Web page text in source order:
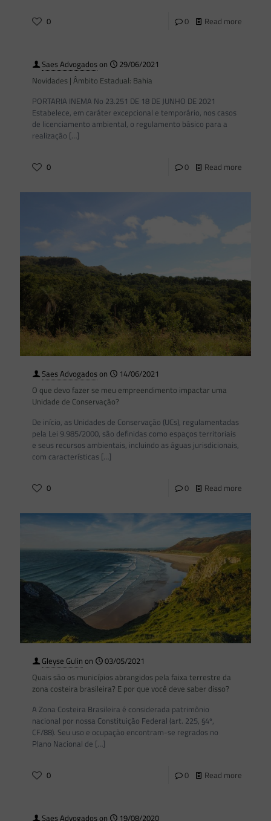
0 0 Read more
Saes Advogadoson
29/06/2021
Novidades | Âmbito Estadual: Bahia
PORTARIA INEMA No 23.251 DE 18 DE JUNHO DE 2021
Estabelece, em caráter excepcional e temporário, nos casos
de licenciamento ambiental, o regulamento básico para a
realização […]
0 0 Read more
Saes Advogadoson
14/06/2021
O que devo fazer se meu empreendimento impactar uma
Unidade de Conservação?
De início, as Unidades de Conservação (UCs), regulamentadas
pela Lei 9.985/2000, são definidas como espaços territoriais
e seus recursos ambientais, incluindo as águas jurisdicionais,
com características […]
0 0 Read more
Gleyse Gulin on
03/05/2021
Quais são os municípios abrangidos pela faixa terrestre da
zona costeira brasileira? E por que você deve saber disso?
A Zona Costeira Brasileira é considerada patrimônio
nacional por nossa Constituição Federal (art. 225, §4º,
CF/88). Seu uso e ocupação encontram-se regrados no
Plano Nacional de […]
0 0 Read more
Saes Advogadoson 19/08/2020